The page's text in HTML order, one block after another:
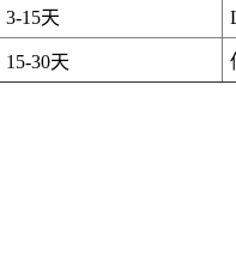
3-15天
15-30天